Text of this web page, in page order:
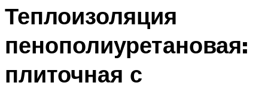
Теплоизоляция
пенополиуретановая:
плиточная с